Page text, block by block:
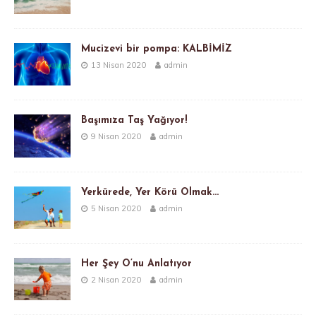
Mucizevi bir pompa: KALBİMİZ
13 Nisan 2020 admin
Başımıza Taş Yağıyor!
9 Nisan 2020 admin
Yerkürede, Yer Körü Olmak…
5 Nisan 2020 admin
Her Şey O’nu Anlatıyor
2 Nisan 2020 admin